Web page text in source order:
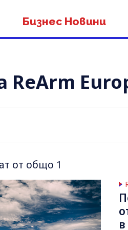
Бизнес Новини
ReArm
от общо 1